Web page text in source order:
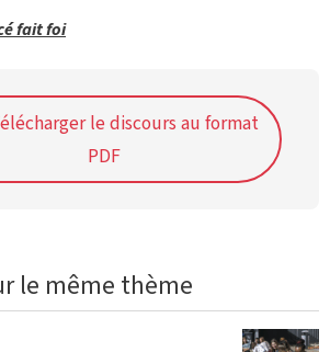
fait foi
le discours au format
PDF
le même thème